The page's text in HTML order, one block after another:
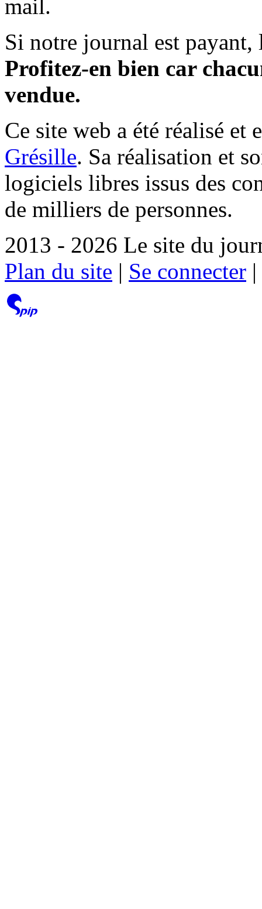
mail.
Si notre journal est payant,
Profitez-en bien car
vendue.
Ce site web a été réalisé et
Grésille. Sa réalisation et
logiciels libres issus des
de milliers de personnes.
2013 - 2026 Le site du
Plan du site | Se connecter |